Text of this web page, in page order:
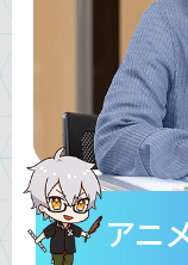
アニ